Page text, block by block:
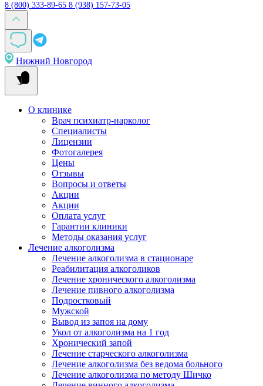
8 (800) 333-89-65 8 (938) 157-73-05
Нижний Новгород
О клинике
Врач психиатр-нарколог
Специалисты
Лицензии
Фотогалерея
Цены
Отзывы
Вопросы и ответы
Акции
Акции
Оплата услуг
Гарантии клиники
Методы оказания услуг
Лечение алкоголизма
Лечение алкоголизма в стационаре
Реабилитация алкоголиков
Лечение хронического алкоголизма
Лечение пивного алкоголизма
Подростковый
Мужской
Вывод из запоя на дому
Укол от алкоголизма на 1 год
Хронический запой
Лечение старческого алкоголизма
Лечение алкоголизма без ведома больного
Лечение алкоголизма по методу Шичко